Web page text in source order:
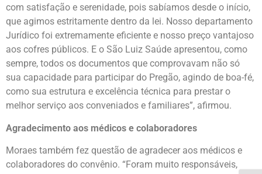
com satisfação e serenidade, pois sabíamos desde o início,
que agimos estritamente dentro da lei. Nosso departamento
Jurídico foi extremamente eficiente e nosso preço vantajoso
aos cofres públicos. E o São Luiz Saúde apresentou, como
sempre, todos os documentos que comprovavam não só
sua capacidade para participar do Pregão, agindo de boa-fé,
como sua estrutura e excelência técnica para prestar o
melhor serviço aos conveniados e familiares”, afirmou.
Agradecimento aos médicos e colaboradores
Moraes também fez questão de agradecer aos médicos e
colaboradores do convênio. “Foram muito responsáveis,